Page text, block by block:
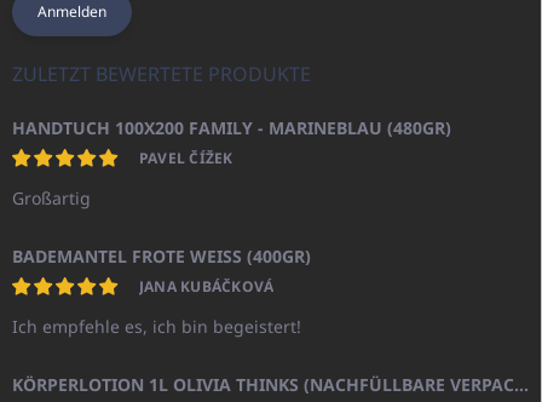
Anmelden
ZULETZT BEWERTETE PRODUKTE
HANDTUCH 100X200 FAMILY - MARINEBLAU (480GR)
PAVEL ČÍŽEK
Großartig
BADEMANTEL FROTE WEISS (400GR)
JANA KUBÁČKOVÁ
Ich empfehle es, ich bin begeistert!
KÖRPERLOTION 1L OLIVIA THINKS (NACHFÜLLBARE VERPACKUNG)